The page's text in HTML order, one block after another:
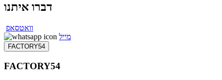
דברו איתנו
וואטסאפ
מייל
FACTORY54
FACTORY54